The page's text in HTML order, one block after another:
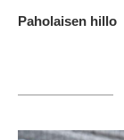
Paholaisen hillo